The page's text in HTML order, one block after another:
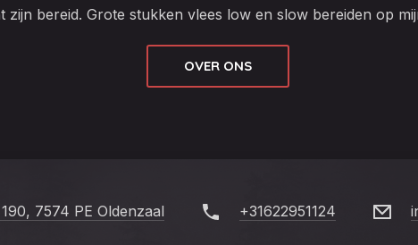
bereid. Grote stukken vlees low en slow bereiden op
OVER ONS
7574 PE Oldenzaal +31622951124